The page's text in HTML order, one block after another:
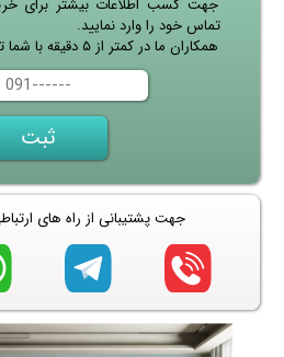
جهت کسب اطلاعات بیشتر برای
تماس خود را وارد نمایید.
همکاران ما در کمتر از ۵ دقیقه با شما تماس می گیرند.
جهت پشتیبانی از راه های